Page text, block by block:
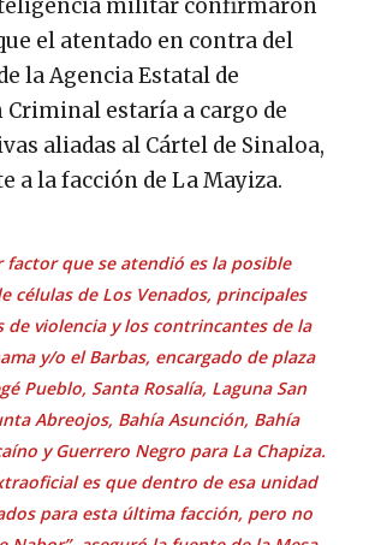
militar confirmaron
el atentado en contra del
la Agencia Estatal de
estaría a cargo de
aliadas al Cártel de Sinaloa,
a la facción de La Mayiza.
factor que se atendió es la posible
células de Los Venados, principales
de violencia y los contrincantes de la
y/o el Barbas, encargado de plaza
Pueblo, Santa Rosalía, Laguna San
Abreojos, Bahía Asunción, Bahía
y Guerrero Negro para La Chapiza.
es que dentro de esa unidad
para esta última facción, pero no